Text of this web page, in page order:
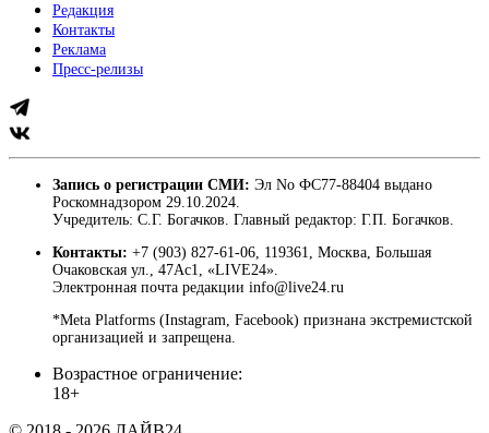
Редакция
Контакты
Реклама
Пресс-релизы
Запись о регистрации СМИ: Эл No ФС77-88404 выдано
Роскомнадзором 29.10.2024.
Учредитель: С.Г. Богачков. Главный редактор: Г.П. Богачков.
Контакты: +7 (903) 827-61-06, 119361, Москва, Большая
Очаковская ул., 47Ас1, «LIVE24».
Электронная почта редакции info@live24.ru
*Meta Platforms (Instagram, Facebook) признана экстремистской
организацией и запрещена.
Возрастное ограничение:
18+